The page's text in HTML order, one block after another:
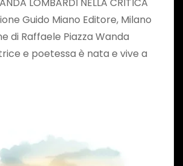
Guido Miano Editore, Milano
di Raffaele Piazza Wanda
e poetessa è nata e vive a